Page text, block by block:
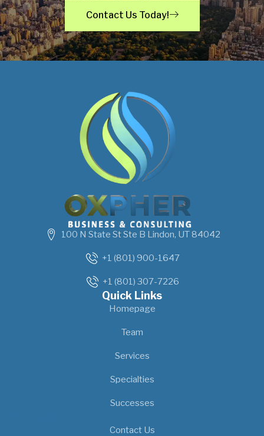
Contact Us Today!
100 N State St Ste B Lindon, UT 84042
+1 (801) 900-1647
+1 (801) 307-7226
Quick Links
Homepage
Team
Services
Specialties
Successes
Contact Us